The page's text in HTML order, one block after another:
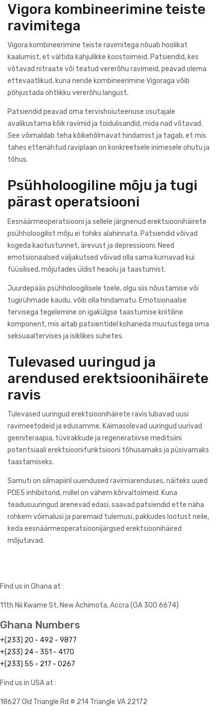
Vigora kombineerimine teiste
ravimitega
Vigora kombineerimine teiste ravimitega nõuab hoolikat
kaalumist, et vältida kahjulikke koostoimeid. Patsiendid, kes
võtavad nitraate või teatud vererõhu ravimeid, peavad olema
ettevaatlikud, kuna nende kombineerimine Vigoraga võib
põhjustada ohtlikku vererõhu langust.
Patsiendid peavad oma tervishoiuteenuse osutajale
avalikustama kõik ravimid ja toidulisandid, mida nad võtavad.
See võimaldab teha kõikehõlmavat hindamist ja tagab, et mis
tahes ettenähtud raviplaan on konkreetsele inimesele ohutu ja
tõhus.
Psühholoogiline mõju ja tugi
pärast operatsiooni
Eesnäärmeoperatsiooni ja sellele järgnenud erektsioonihäirete
psühholoogilist mõju ei tohiks alahinnata. Patsiendid võivad
kogeda kaotustunnet, ärevust ja depressiooni. Need
emotsionaalsed väljakutsed võivad olla sama kurnavad kui
füüsilised, mõjutades üldist heaolu ja taastumist.
Juurdepääs psühholoogilisele toele, olgu siis nõustamise või
tugirühmade kaudu, võib olla hindamatu. Emotsionaalse
tervisega tegelemine on igakülgse taastumise kriitiline
komponent, mis aitab patsientidel kohaneda muutustega oma
seksuaaltervises ja isiklikes suhetes.
Tulevased uuringud ja
arendused erektsioonihäirete
ravis
Tulevased uuringud erektsioonihäirete ravis lubavad uusi
ravimeetodeid ja edusamme. Käimasolevad uuringud uurivad
geeniteraapia, tüvirakkude ja regeneratiivse meditsiini
potentsiaali erektsioonifunktsiooni tõhusamaks ja püsivamaks
taastamiseks.
Samuti on silmapiiril uuendused ravimiarenduses, näiteks uued
PDE5 inhibiitorid, millel on vähem kõrvaltoimeid. Kuna
teadusuuringud arenevad edasi, saavad patsiendid ette näha
rohkem võimalusi ja paremaid tulemusi, pakkudes lootust neile,
keda eesnäärmeoperatsioonijärgsed erektsioonihäired
mõjutavad.
Find us in Ghana at :
11th Nii Kwame St, New Achimota, Accra (GA 300 6674)
Ghana Numbers
+(233) 20 - 492 - 9877
+(233) 24 - 351 - 4170
+(233) 55 - 217 - 0267
Find us in USA at :
18627 Old Triangle Rd # 214 Triangle VA 22172